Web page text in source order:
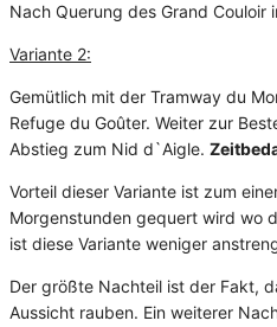
Nach Querung des Grand Couloir
Variante 2:
Gemütlich mit der Tramway du
Refuge du Goûter. Weiter zur
Abstieg zum Nid d`Aigle.
Vorteil dieser Variante ist zum
Morgenstunden gequert wird wo
ist diese Variante weniger
Der größte Nachteil ist der Fakt,
Aussicht rauben. Ein weiterer